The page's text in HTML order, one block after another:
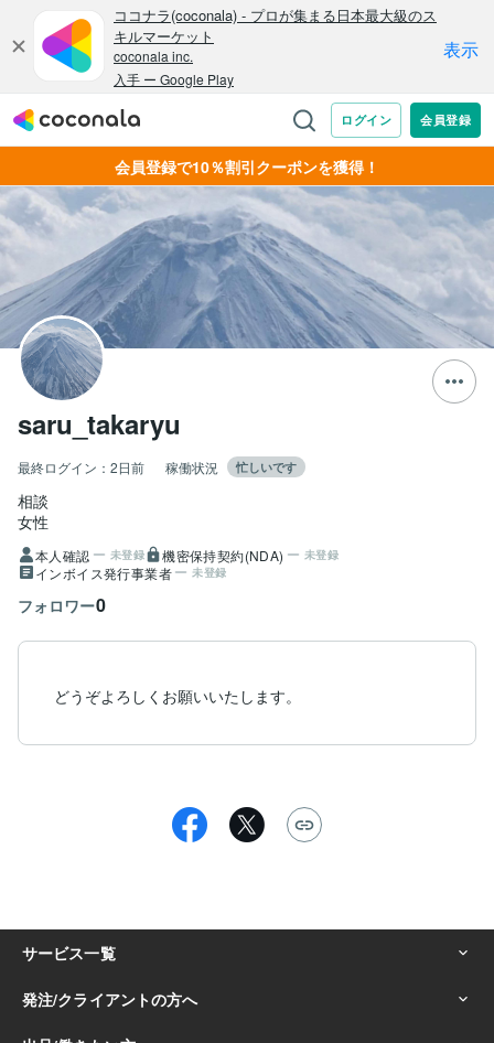
会員登録で10％割引クーポンを獲得！
saru_takaryu
最終ログイン： 2日前 稼働状況 忙しいです
相談
女性
本人確認 未登録 機密保持契約(NDA) 未登録
インボイス発行事業者 未登録
フォロワー0
どうぞよろしくお願いいたします。